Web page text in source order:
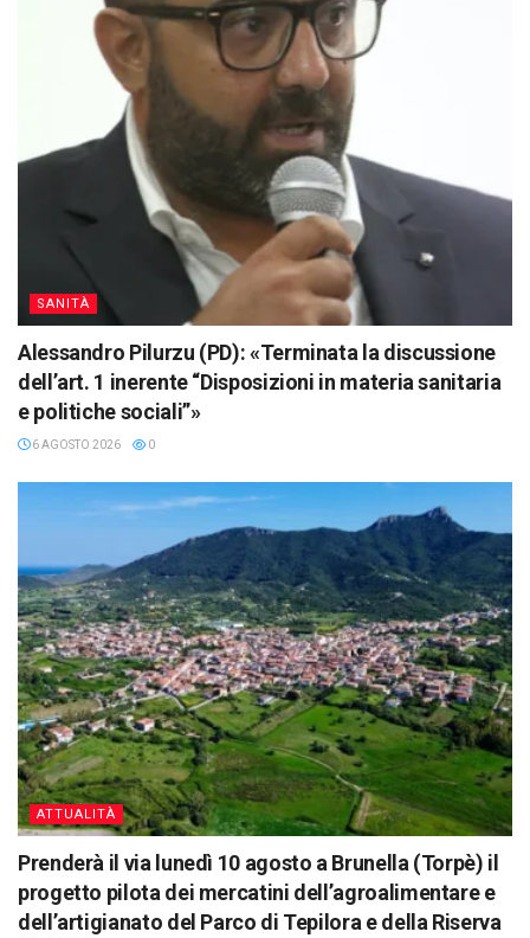
SANITÀ
Alessandro Pilurzu (PD): «Terminata la discussione
dell’art. 1 inerente “Disposizioni in materia sanitaria
e politiche sociali”»
6 AGOSTO 2026 0
ATTUALITÀ
Prenderà il via lunedì 10 agosto a Brunella (Torpè) il
progetto pilota dei mercatini dell’agroalimentare e
dell’artigianato del Parco di Tepilora e della Riserva